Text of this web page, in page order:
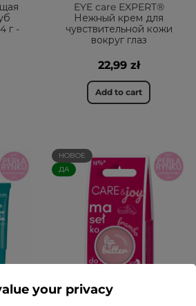
г -
EYE care EXPERT®
Нежный крем для
чувствительной кожи
вокруг глаз
22,99 zł
Add to cart
НОВОЕ
ДА
Масло для губ LIP CARE
your privacy